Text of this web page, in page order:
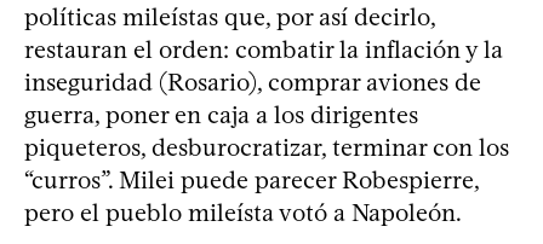
políticas mileístas que, por así decirlo,
restauran el orden: combatir la inflación y la
inseguridad (Rosario), comprar aviones de
guerra, poner en caja a los dirigentes
piqueteros, desburocratizar, terminar con los
“curros”. Milei puede parecer Robespierre,
pero el pueblo mileísta votó a Napoleón.